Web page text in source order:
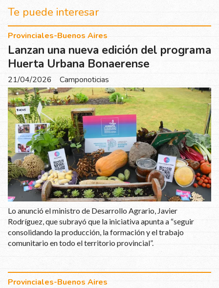
Te puede interesar
Lanzan una nueva edición del programa
Huerta Urbana Bonaerense
Camponoticias
Provinciales-Buenos Aires
21/04/2026
Lo anunció el ministro de Desarrollo Agrario, Javier
Rodríguez, que subrayó que la iniciativa apunta a “seguir
consolidando la producción, la formación y el trabajo
comunitario en todo el territorio provincial”.
Provinciales-Buenos Aires